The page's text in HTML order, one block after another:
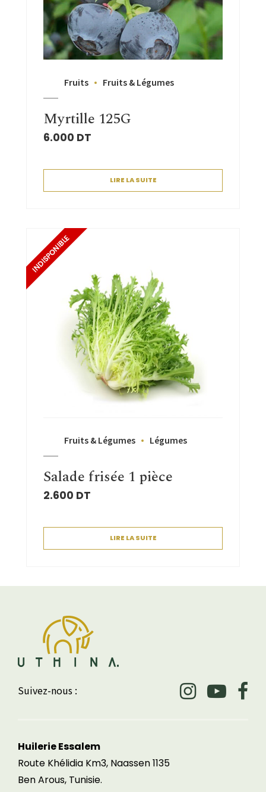
Fruits Fruits & Légumes
Myrtille 125G
6.000 DT
LIRE LA SUITE
Fruits & Légumes Légumes
Salade frisée 1 pièce
2.600 DT
LIRE LA SUITE
Suivez-nous :
Huilerie Essalem
Route Khélidia Km3, Naassen 1135
Ben Arous, Tunisie.